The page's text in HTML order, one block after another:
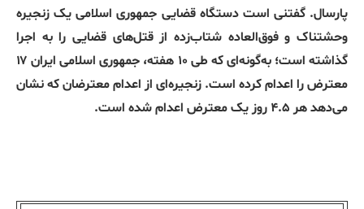
پارسال. گفتنی است دستگاه قضایی جمهوری اسلامی یک زنجیره
وحشتناک و فوق‌العاده شتاب‌زده از قتل‌های قضایی را به اجرا
گذاشته است؛ به‌گونه‌ای که طی ۱۰ هفته، جمهوری اسلامی ایران ۱۷
معترض را اعدام کرده است. زنجیره‌ای از اعدام معترضان که نشان
می‌دهد هر ۴.۵ روز یک معترض اعدام شده است.